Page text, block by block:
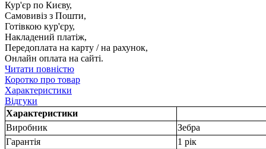
Кур'єр по Києву,
Самовивіз з Пошти,
Готівкою кур'єру,
Накладений платіж,
Передоплата на карту / на рахунок,
Онлайн оплата на сайті.
Читати повністю
Коротко про товар
Характеристики
Відгуки
Характеристики
Виробник
Зебра
Гарантія
1 рік